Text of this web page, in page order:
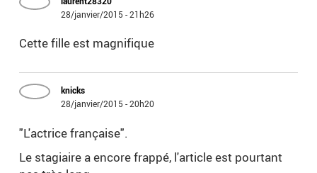
28/janvier/2015 - 21h26
Cette fille est magnifique
knicks
28/janvier/2015 - 20h20
"L'actrice française".
Le stagiaire a encore frappé, l'article est pourtant